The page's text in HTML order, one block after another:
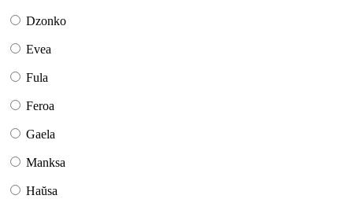
Dzonko
Evea
Fula
Feroa
Gaela
Manksa
Haŭsa